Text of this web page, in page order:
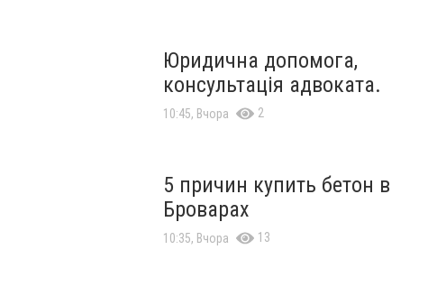
Юридична допомога,
консультація адвоката.
10:45, Вчора 2
5 причин купить бетон в
Броварах
10:35, Вчора 13